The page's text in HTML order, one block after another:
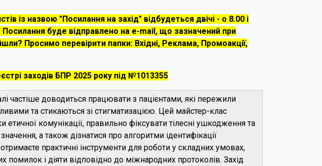
із назвою "Посилання на захід" відбудеться двічі - о 8.00 і
Посилання буде відправлено на e-mail, що зазначений при
Просимо перевірити папки: Вхідні, Реклама, Промоакції,
заходів БПР 2025 року під №1013355
частіше доводиться працювати з пацієнтами, які пережили
та стикаються зі стигматизацією. Цей майстер-клас
комунікації, правильно фіксувати тілесні ушкодження та
а також дізнатися про алгоритми ідентифікації
практичні інструменти для роботи у складних умовах,
помилок і діяти відповідно до міжнародних протоколів. Захід